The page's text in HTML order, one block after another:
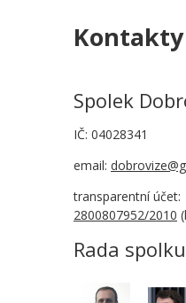
Kontakty
Spolek
IČ: 04028341
email:
transparentní účet:
2800807952/2010
Rada spolku